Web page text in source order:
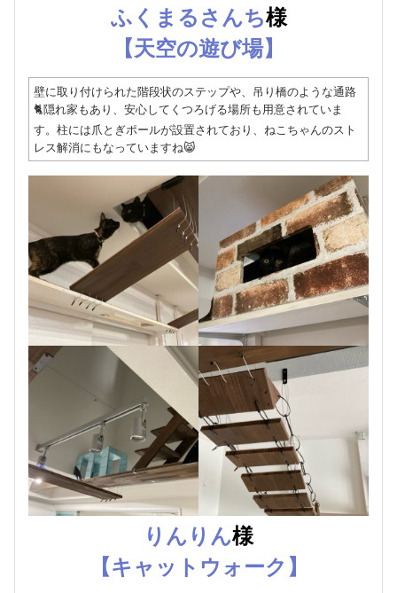
ふくまるさんち様
【天空の遊び場】
壁に取り付けられた階段状のステップや、吊り橋のような通路
🐈隠れ家もあり、安心してくつろげる場所も用意されていま
す。柱には爪とぎポールが設置されており、ねこちゃんのスト
レス解消にもなっていますね😸
りんりん様
【キャットウォーク】